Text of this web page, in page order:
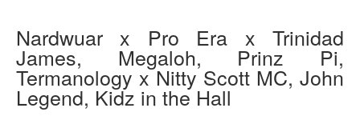
Nardwuar x Pro Era x Trinidad
James, Megaloh, Prinz Pi,
Termanology x Nitty Scott MC, John
Legend, Kidz in the Hall